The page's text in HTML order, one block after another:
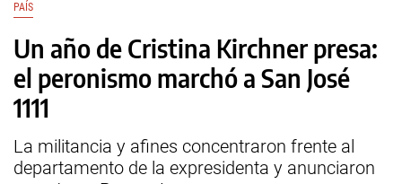
PAÍS
Un año de Cristina Kirchner presa:
el peronismo marchó a San José
1111
La militancia y afines concentraron frente al
departamento de la expresidenta y anunciaron